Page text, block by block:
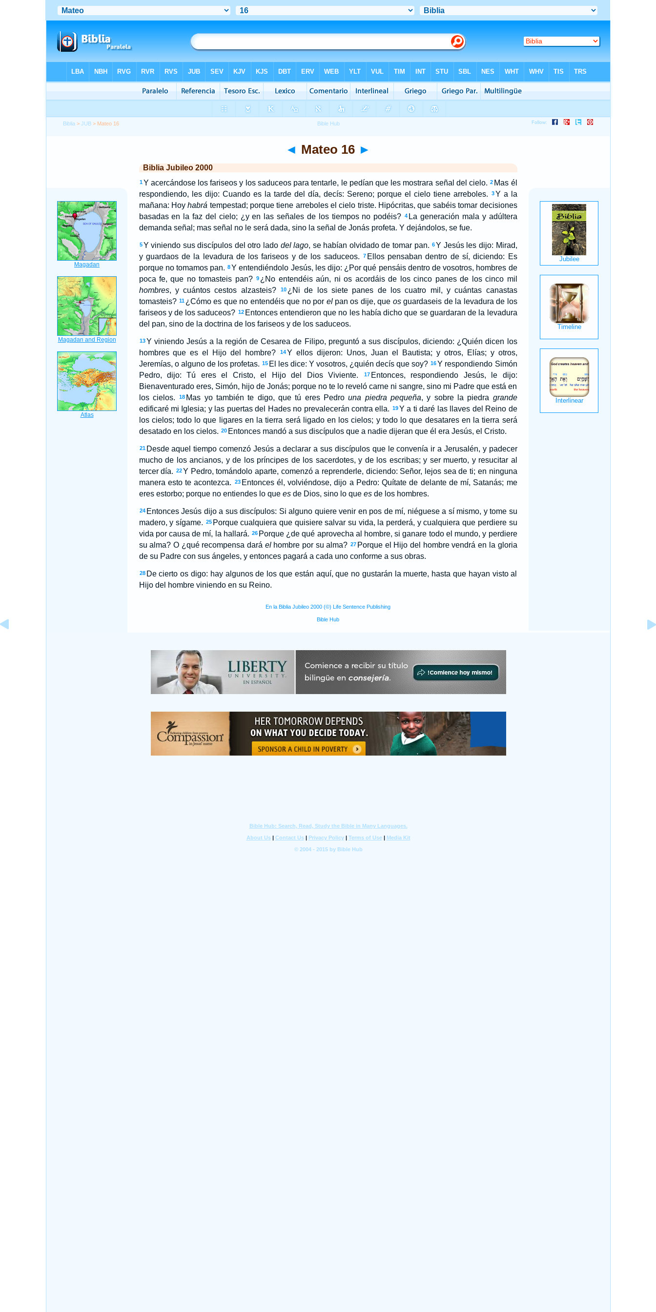
Biblia >JUB > Mateo 16
◄ Mateo 16 ►
Biblia Jubileo 2000
1 Y acercándose los fariseos y los saduceos para tentarle, le pedían que les mostrara señal del cielo. 2 Mas él
respondiendo, les dijo: Cuando es la tarde del día, decís: Sereno; porque el cielo tiene arreboles.
3 Y a la
mañana: Hoyhabrá tempestad; porque tiene arreboles el cielo triste. Hipócritas, que sabéis tomar decisiones
basadas en la faz del cielo; ¿y en las señales de los tiempos no podéis? 4 La generación mala y adúltera
demanda señal; mas señal no le será dada, sino la señal de Jonás profeta. Y dejándolos, se fue.
5 Y viniendo sus discípulos del otro lado del lago, se habían olvidado de tomar pan. 6Y Jesús les dijo: Mirad,
y guardaos de la levadura de los fariseos y de los saduceos.
7 Ellos pensaban dentro de sí, diciendo: Es
porque no tomamos pan. 8Y entendiéndolo Jesús, les dijo: ¿Por qué pensáis dentro de vosotros, hombres de
poca fe, que no tomasteis pan?
9 ¿No entendéis aún, ni os acordáis de los cinco panes de los cinco mil
hombres, y cuántos cestos alzasteis? 10 ¿Ni de los siete panes de los cuatro mil, y cuántas canastas
tomasteis? 11 ¿Cómo es que no entendéis que no por elpan os dije, que osguardaseis de la levadura de los
fariseos y de los saduceos? 12 Entonces entendieron que no les había dicho que se guardaran de la levadura
del pan, sino de la doctrina de los fariseos y de los saduceos.
13 Y viniendo Jesús a la región de Cesarea de Filipo, preguntó a sus discípulos, diciendo: ¿Quién dicen los
hombres que es el Hijo del hombre?
14Y ellos dijeron: Unos, Juan el Bautista; y otros, Elías; y otros,
Jeremías, o alguno de los profetas. 15 El les dice: Y vosotros, ¿quién decís que soy? 16 Y respondiendo Simón
Pedro, dijo: Tú eres el Cristo, el Hijo del Dios Viviente.
17 Entonces, respondiendo Jesús, le dijo:
Bienaventurado eres, Simón, hijo de Jonás; porque no te lo reveló carne ni sangre, sino mi Padre que está en
los cielos.
18 Mas yo también te digo, que tú eres Pedrouna piedra pequeña, y sobre la piedra grande
edificaré mi Iglesia; y las puertas del Hades no prevalecerán contra ella. 19Y a ti daré las llaves del Reino de
los cielos; todo lo que ligares en la tierra será ligado en los cielos; y todo lo que desatares en la tierra será
desatado en los cielos. 20 Entonces mandó a sus discípulos que a nadie dijeran que él era Jesús, el Cristo.
21 Desde aquel tiempo comenzó Jesús a declarar a sus discípulosque le convenía ir a Jerusalén, y padecer
mucho de los ancianos, y de los príncipes de los sacerdotes, y de los escribas; y ser muerto, y resucitar al
tercer día. 22Y Pedro, tomándolo aparte, comenzó a reprenderle, diciendo: Señor, lejos sea de ti; en ninguna
manera esto te acontezca.
23 Entonces él, volviéndose, dijo a Pedro: Quítate de delante de mí, Satanás; me
eres estorbo; porque no entiendes lo que esde Dios, sino lo que esde los hombres.
24 Entonces Jesús dijo a sus discípulos: Si alguno quiere venir en pos de mí, niéguese a sí mismo, y tome su
madero, y sígame. 25 Porque cualquiera que quisiere salvar su vida, la perderá, y cualquiera que perdiere su
vida por causa de mí, la hallará. 26 Porque ¿de qué aprovecha al hombre, si ganare todo el mundo, y perdiere
su alma? O ¿qué recompensa dará elhombre por su alma? 27 Porque el Hijo del hombre vendrá en la gloria
de su Padre con sus ángeles, y entonces pagará a cada uno conforme a sus obras.
28 De cierto os digo: hay algunos de los que están aquí, que no gustarán la muerte, hasta que hayan visto al
Hijo del hombre viniendo en su Reino.
En la Biblia Jubileo 2000 (©) Life Sentence Publishing
Bible Hub